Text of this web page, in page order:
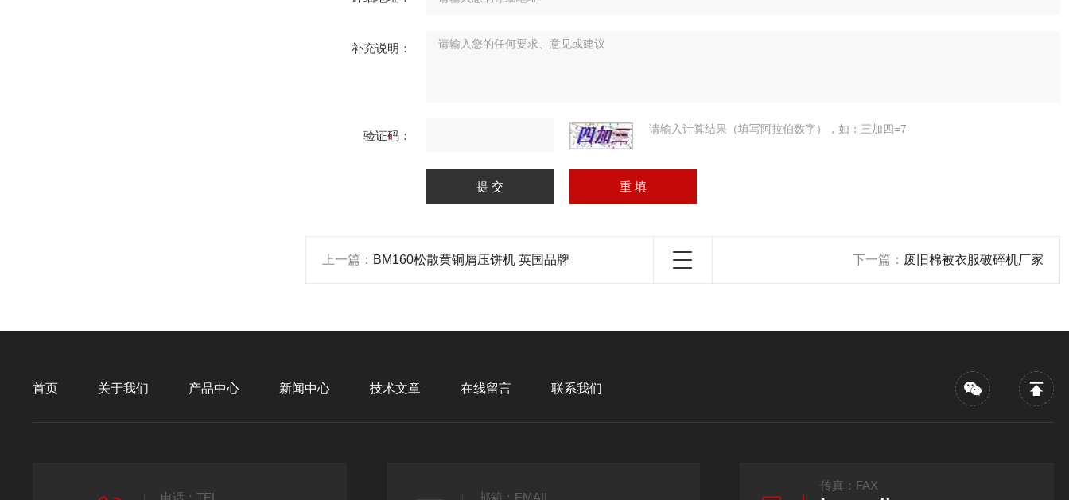
补充说明：
验证码： 请输入计算结果（填写阿拉伯数字），如：三加四=7
上一篇： BM160松散黄铜屑压饼机 英国品牌 下一篇： 废旧棉被衣服破碎机厂家
首页 关于我们 产品中心 新闻中心 技术文章 在线留言 联系我们
电话：TEL 邮箱：EMAIL
传真：FAX